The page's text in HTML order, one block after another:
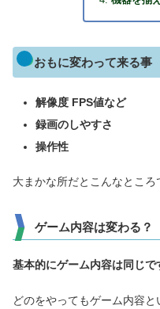
おもに変わって来る事
解像度 FPS値など
録画のしやすさ
操作性
大まかな所だとこんなところ
ゲーム内容は変わる？
基本的にゲーム内容は同じで
どのをやってもゲーム内容